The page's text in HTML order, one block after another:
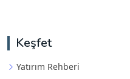
Keşfet
Yatırım Rehberi